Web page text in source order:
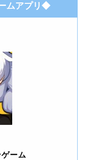
ムアプリ◆
ーム